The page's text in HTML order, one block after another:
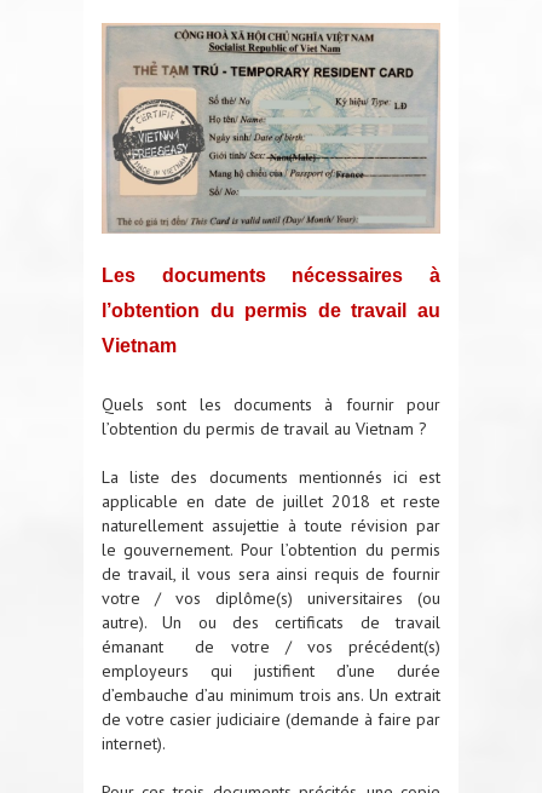
Les documents nécessaires à
l’obtention du permis de travail au
Vietnam
Quels sont les documents à fournir pour
l’obtention du permis de travail au Vietnam ?
La liste des documents mentionnés ici est
applicable en date de juillet 2018 et reste
naturellement assujettie à toute révision par
le gouvernement. Pour l’obtention du permis
de travail, il vous sera ainsi requis de fournir
votre / vos diplôme(s) universitaires (ou
autre). Un ou des certificats de travail
émanant de votre / vos précédent(s)
employeurs qui justifient d’une durée
d’embauche d’au minimum trois ans. Un extrait
de votre casier judiciaire (demande à faire par
internet).